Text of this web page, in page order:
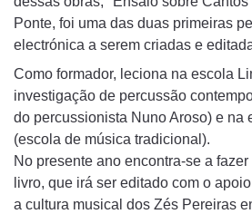
Ponte, foi uma das duas primeiras
electrónica a serem criadas e
Como formador, leciona na escola
investigação de percussão
do percussionista Nuno Aroso) e na
(escola de música tradicional).
No presente ano encontra-se a
livro, que irá ser editado com o
a cultura musical dos Zés Pereiras